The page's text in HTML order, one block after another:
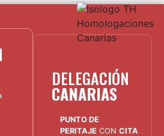
DELEGACIÓN
CANARIAS
PUNTO DE
PERITAJE CON CITA